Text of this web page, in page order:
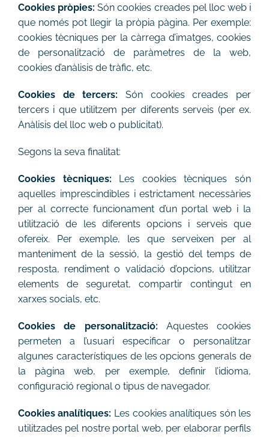
Cookies pròpies: Són cookies creades pel lloc web i
que només pot llegir la pròpia pàgina. Per exemple:
cookies tècniques per la càrrega d’imatges, cookies
de personalització de paràmetres de la web,
cookies d’anàlisis de tràfic, etc.
Cookies de tercers: Són cookies creades per
tercers i que utilitzem per diferents serveis (per ex.
Anàlisis del lloc web o publicitat).
Segons la seva finalitat:
Cookies tècniques: Les cookies tècniques són
aquelles imprescindibles i estrictament necessàries
per al correcte funcionament d’un portal web i la
utilització de les diferents opcions i serveis que
ofereix. Per exemple, les que serveixen per al
manteniment de la sessió, la gestió del temps de
resposta, rendiment o validació d’opcions, utilitzar
elements de seguretat, compartir contingut en
xarxes socials, etc.
Cookies de personalització: Aquestes cookies
permeten a l’usuari especificar o personalitzar
algunes característiques de les opcions generals de
la pàgina web, per exemple, definir l’idioma,
configuració regional o tipus de navegador.
Cookies analítiques: Les cookies analítiques són les
utilitzades pel nostre portal web, per elaborar perfils